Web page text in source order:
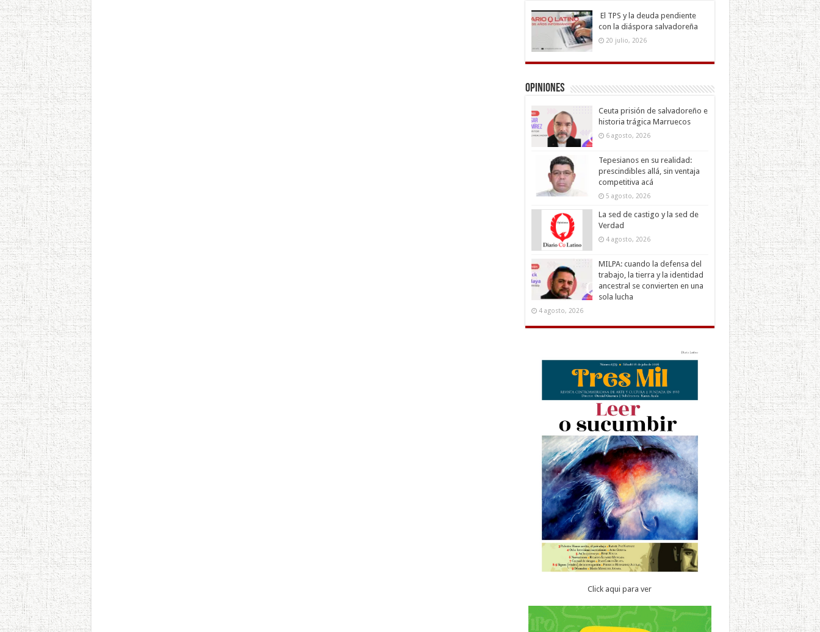
El TPS y la deuda pendiente
con la diáspora salvadoreña
20 julio, 2026
Opiniones
Ceuta prisión de salvadoreño e
historia trágica Marruecos
6 agosto, 2026
Tepesianos en su realidad:
prescindibles allá, sin ventaja
competitiva acá
5 agosto, 2026
La sed de castigo y la sed de
Verdad
4 agosto, 2026
MILPA: cuando la defensa del
trabajo, la tierra y la identidad
ancestral se convierten en una
sola lucha
4 agosto, 2026
Click aqui para ver